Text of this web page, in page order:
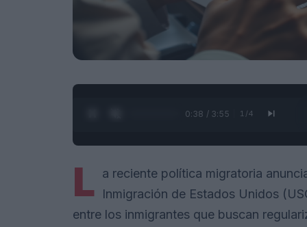
0:39 / 3:55 1 /4
L a reciente política migratoria
Inmigración de Estados Unidos
entre los inmigrantes que buscan